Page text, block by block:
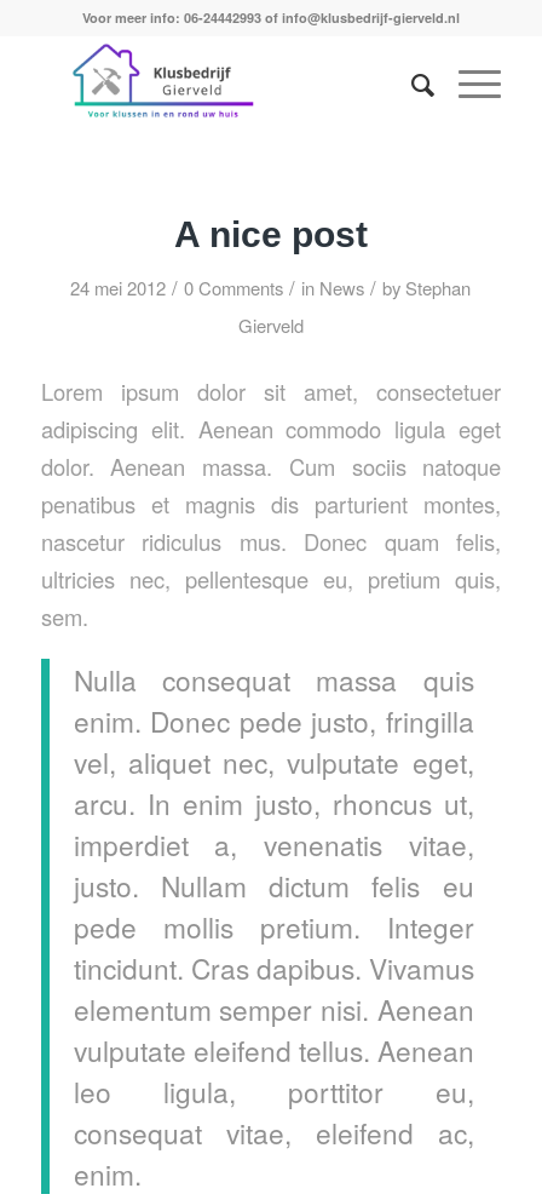
Voor meer info: 06-24442993 of info@klusbedrijf-gierveld.nl
A nice post
24 mei 2012 / 0 Comments / in News / by Stephan
Gierveld
Lorem ipsum dolor sit amet, consectetuer
adipiscing elit. Aenean commodo ligula eget
dolor. Aenean massa. Cum sociis natoque
penatibus et magnis dis parturient montes,
nascetur ridiculus mus. Donec quam felis,
ultricies nec, pellentesque eu, pretium quis,
sem.
Nulla consequat massa quis
enim. Donec pede justo, fringilla
vel, aliquet nec, vulputate eget,
arcu. In enim justo, rhoncus ut,
imperdiet a, venenatis vitae,
justo. Nullam dictum felis eu
pede mollis pretium. Integer
tincidunt. Cras dapibus. Vivamus
elementum semper nisi. Aenean
vulputate eleifend tellus. Aenean
leo ligula, porttitor eu,
consequat vitae, eleifend ac,
enim.